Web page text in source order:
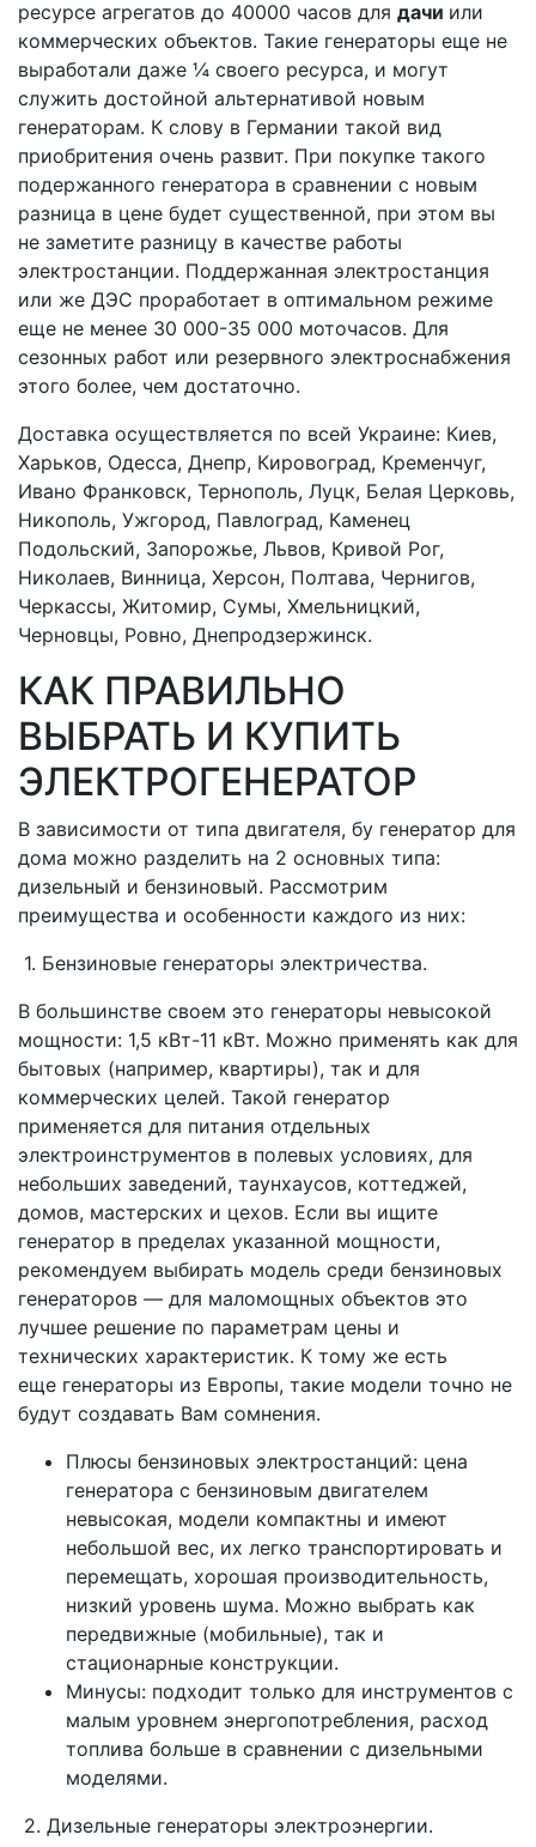
ресурсе агрегатов до 40000 часов для дачи или
коммерческих объектов. Такие генераторы еще не
выработали даже ¼ своего ресурса, и могут
служить достойной альтернативой новым
генераторам. К слову в Германии такой вид
приобритения очень развит. При покупке такого
подержанного генератора в сравнении с новым
разница в цене будет существенной, при этом вы
не заметите разницу в качестве работы
электростанции. Поддержанная электростанция
или же ДЭС проработает в оптимальном режиме
еще не менее 30 000-35 000 моточасов. Для
сезонных работ или резервного электроснабжения
этого более, чем достаточно.
Доставка осуществляется по всей Украине: Киев,
Харьков, Одесса, Днепр, Кировоград, Кременчуг,
Ивано Франковск, Тернополь, Луцк, Белая Церковь,
Никополь, Ужгород, Павлоград, Каменец
Подольский, Запорожье, Львов, Кривой Рог,
Николаев, Винница, Херсон, Полтава, Чернигов,
Черкассы, Житомир, Сумы, Хмельницкий,
Черновцы, Ровно, Днепродзержинск.
КАК ПРАВИЛЬНО
ВЫБРАТЬ И КУПИТЬ
ЭЛЕКТРОГЕНЕРАТОР
В зависимости от типа двигателя, бу генератор для
дома можно разделить на 2 основных типа:
дизельный и бензиновый. Рассмотрим
преимущества и особенности каждого из них:
1. Бензиновые генераторы электричества.
В большинстве своем это генераторы невысокой
мощности: 1,5 кВт-11 кВт. Можно применять как для
бытовых (например, квартиры), так и для
коммерческих целей. Такой генератор
применяется для питания отдельных
электроинструментов в полевых условиях, для
небольших заведений, таунхаусов, коттеджей,
домов, мастерских и цехов. Если вы ищите
генератор в пределах указанной мощности,
рекомендуем выбирать модель среди бензиновых
генераторов — для маломощных объектов это
лучшее решение по параметрам цены и
технических характеристик. К тому же есть
еще генераторы из Европы, такие модели точно не
будут создавать Вам сомнения.
Плюсы бензиновых электростанций: цена
генератора с бензиновым двигателем
невысокая, модели компактны и имеют
небольшой вес, их легко транспортировать и
перемещать, хорошая производительность,
низкий уровень шума. Можно выбрать как
передвижные (мобильные), так и
стационарные конструкции.
Минусы: подходит только для инструментов с
малым уровнем энергопотребления, расход
топлива больше в сравнении с дизельными
моделями.
2. Дизельные генераторы электроэнергии.